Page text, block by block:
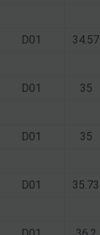
D01 34.57
D01 35
D01 35
D01 35.73